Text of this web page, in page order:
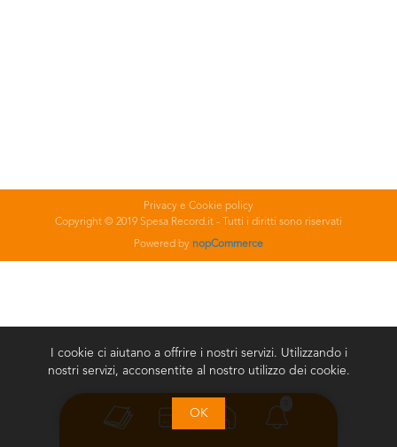
Privacy e Cookie policy
Copyright © 2019 Spesa Record.it - Tutti i diritti sono riservati
Powered by nopCommerce
I cookie ci aiutano a offrire i nostri servizi. Utilizzando i
nostri servizi, acconsentite al nostro utilizzo dei cookie.
OK